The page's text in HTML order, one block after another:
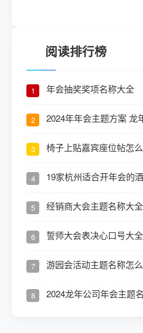
阅读排行榜
1 年会抽奖奖项名称大全
2 2024年年会主题方案 龙
3 椅子上贴嘉宾座位帖怎
4 19家杭州适合开年会的
5 经销商大会主题名称大全
6 誓师大会表决心口号大全
7 游园会活动主题名称怎
8 2024龙年公司年会主题